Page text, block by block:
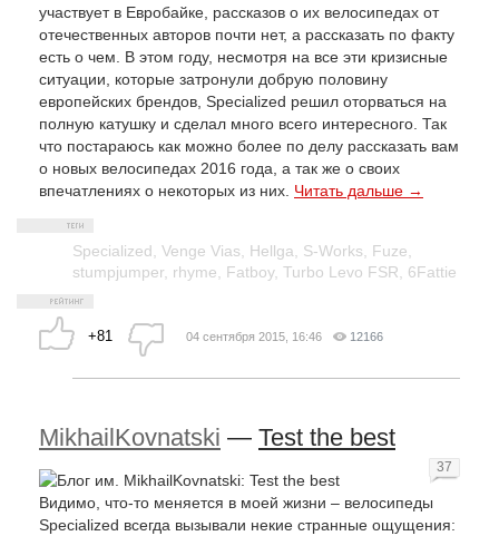
участвует в Евробайке, рассказов о их велосипедах от
отечественных авторов почти нет, а рассказать по факту
есть о чем. В этом году, несмотря на все эти кризисные
ситуации, которые затронули добрую половину
европейских брендов, Specialized решил оторваться на
полную катушку и сделал много всего интересного. Так
что постараюсь как можно более по делу рассказать вам
о новых велосипедах 2016 года, а так же о своих
впечатлениях о некоторых из них. Читать дальше →
Specialized Venge Vias Hellga S-Works Fuze
stumpjumper rhyme Fatboy, Turbo Levo FSR 6Fattie
+81 04 сентября 2015, 16:46 12166
MikhailKovnatski — Test the best
Видимо, что-то меняется в моей жизни – велосипеды
Specialized всегда вызывали некие странные ощущения:
37